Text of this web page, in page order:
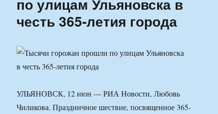
по улицам Ульяновска в
честь 365-летия города
УЛЬЯНОВСК, 12 июн — РИА Новости, Любовь
Чиликова. Праздничное шествие, посвященное 365-